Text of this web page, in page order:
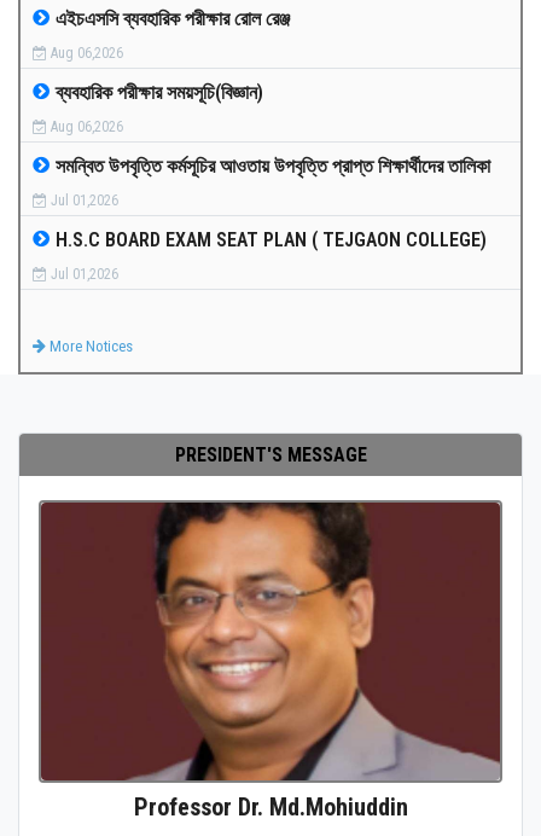
MEDIA
PAYMENT
CO-CURRICULUM
RESULTS
এইচএসসি ব্যবহারিক পরীক্ষার রোল রেঞ্জ
Aug 06,2026
ব্যবহারিক পরীক্ষার সময়সূচি(বিজ্ঞান)
Aug 06,2026
সমন্বিত উপবৃত্তি কর্মসূচির আওতায় উপবৃত্তি প্রাপ্ত শিক্ষার্থীদের তালিকা
Jul 01,2026
H.S.C BOARD EXAM SEAT PLAN ( TEJGAON COLLEGE)
Jul 01,2026
More Notices
PRESIDENT'S MESSAGE
Professor Dr. Md.Mohiuddin